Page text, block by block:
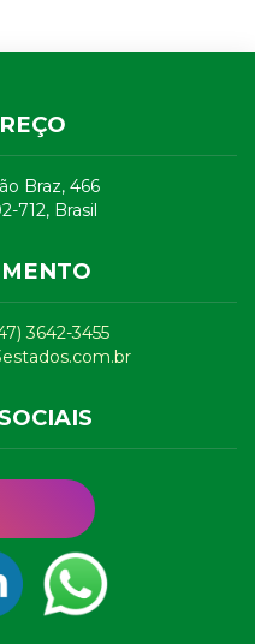
Braz, 466
712, Brasil
3642-3455